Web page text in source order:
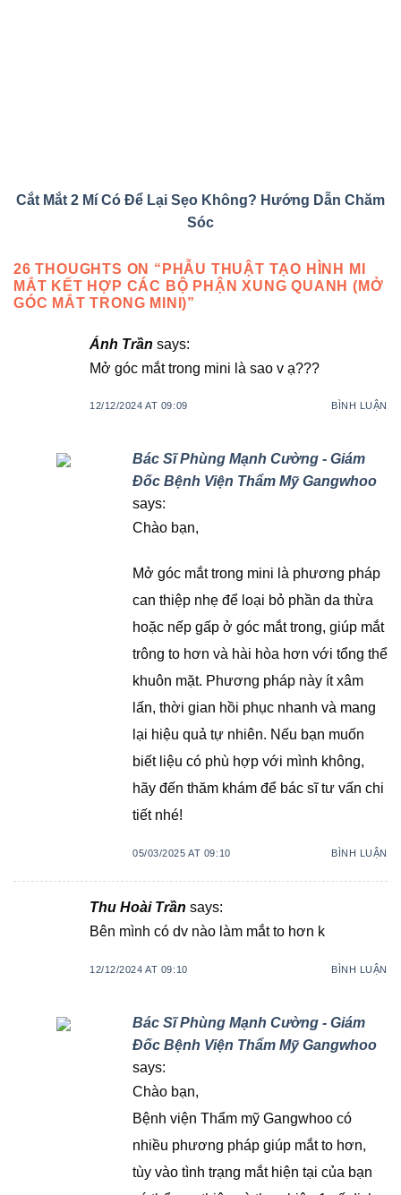
Cắt Mắt 2 Mí Có Để Lại Sẹo Không? Hướng Dẫn Chăm
Sóc
26 THOUGHTS ON “ PHẪU THUẬT TẠO HÌNH MI
MẮT KẾT HỢP CÁC BỘ PHẬN XUNG QUANH (MỞ
GÓC MẮT TRONG MINI)”
Ánh Trần says:
Mở góc mắt trong mini là sao v ạ???
12/12/2024 AT 09:09 BÌNH LUẬN
Bác Sĩ Phùng Mạnh Cường - Giám
Đốc Bệnh Viện Thẩm Mỹ Gangwhoo
says:
Chào bạn,
Mở góc mắt trong mini là phương pháp
can thiệp nhẹ để loại bỏ phần da thừa
hoặc nếp gấp ở góc mắt trong, giúp mắt
trông to hơn và hài hòa hơn với tổng thể
khuôn mặt. Phương pháp này ít xâm
lấn, thời gian hồi phục nhanh và mang
lại hiệu quả tự nhiên. Nếu bạn muốn
biết liệu có phù hợp với mình không,
hãy đến thăm khám để bác sĩ tư vấn chi
tiết nhé!
05/03/2025 AT 09:10 BÌNH LUẬN
Thu Hoài Trần says:
Bên mình có dv nào làm mắt to hơn k
12/12/2024 AT 09:10 BÌNH LUẬN
Bác Sĩ Phùng Mạnh Cường - Giám
Đốc Bệnh Viện Thẩm Mỹ Gangwhoo
says:
Chào bạn,
Bệnh viện Thẩm mỹ Gangwhoo có
nhiều phương pháp giúp mắt to hơn,
tùy vào tình trạng mắt hiện tại của bạn